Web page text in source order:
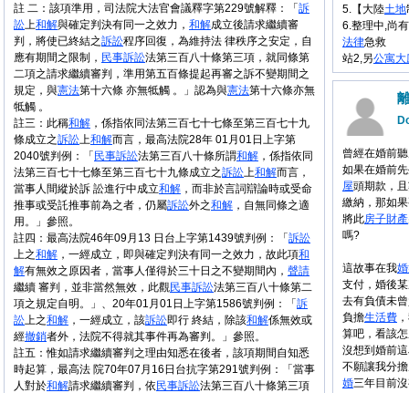
5.【大陸土地
6.整理中,尚
法律急救
站2,另公寓大
註 二：該項準用，司法院大法官會議釋字第229號解釋：「 訴
訟上和解與確定判決有同一之效力， 和解成立後請求繼續審
判，將使已終結之訴訟程序回復，為維持法 律秩序之安定，自
應有期間之限制， 民事訴訟法第三百八十條第三項，就同條第
二項之請求繼續審判，準用第五百條提起再審之訴不變期間之
規定，與憲法第十六條 亦無牴觸 。」認為與憲法第十六條亦無
牴觸 。
註三：此稱和解 ，係指依同法第三百七十七條至第三百七十九
條成立之訴訟上和解而言，最高法院28年 01月01日上字第
2040號判例：「 民事訴訟法第三百八十條所謂和解 ，係指依同
法第三百七十七條至第三百七十九條成立之訴訟上和解而言，
當事人間縱於訴 訟進行中成立和解 ，而非於言詞辯論時或受命
推事或受託推事前為之者，仍屬訴訟外之和解 ，自無同條之適
用。」參照。
註四：最高法院46年09月13 日台上字第1439號判例：「 訴訟
上之和解 ，一經成立，即與確定判決有同一之效力，故此項和
解有無效之原因者，當事人僅得於三十日之不變期間內， 聲請
繼續 審判，並非當然無效，此觀民事訴訟法第三百八十條第二
項之規定自明。」、20年01月01日上字第1586號判例：「 訴
訟上之和解 ，一經成立，該訴訟即行 終結，除該和解係無效或
經撤銷者外，法院不得就其事件再為審判。」參照。
註五：惟如請求繼續審判之理由知悉在後者，該項期間自知悉
時起算，最高法 院70年07月16日台抗字第291號判例：「當事
人對於和解請求繼續審判，依民事訴訟法第三百八十條第三項
曾經在婚前
如果在婚前
屋頭期款，
繳納，那如
將此房子財產
嗎?
這故事在我
支付，婚後
去有負債未
負擔生活費
算吧，看該
沒想到婚前
不願讓我分
婚三年目前